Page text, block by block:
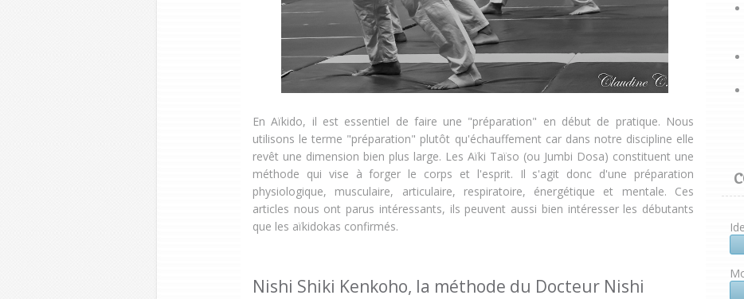
En Aïkido, il est essentiel de faire une "préparation" en début de pratique. Nous
utilisons le terme "préparation" plutôt qu'échauffement car dans notre discipline elle
revêt une dimension bien plus large. Les Aïki Taïso (ou Jumbi Dosa) constituent une
méthode qui vise à forger le corps et l'esprit. Il s'agit donc d'une préparation
physiologique, musculaire, articulaire, respiratoire, énergétique et mentale. Ces
articles nous ont parus intéressants, ils peuvent aussi bien intéresser les débutants
que les aïkidokas confirmés.
Nishi Shiki Kenkoho, la méthode du Docteur Nishi